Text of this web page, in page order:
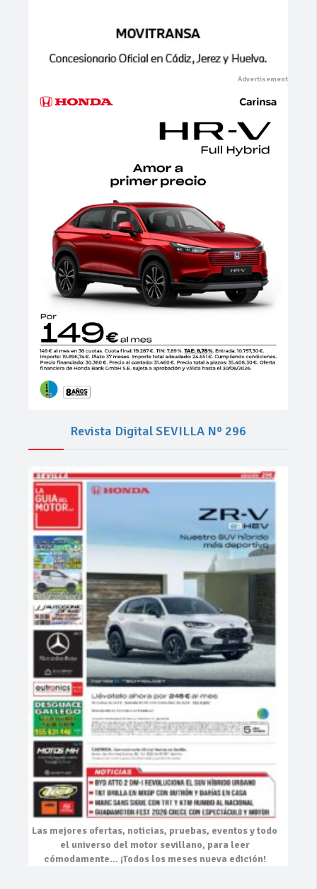
Revista Digital SEVILLA Nº 296
Las mejores ofertas, noticias, pruebas, eventosy todo
el universo del motor sevillano, para leer
cómodamente… ¡Todos los meses nueva edición!